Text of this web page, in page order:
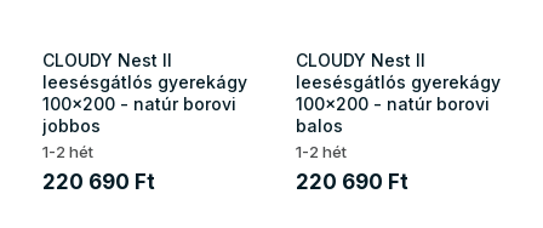
CLOUDY Nest II
leesésgátlós gyerekágy
100x200 - natúr borovi
jobbos
1-2 hét
220 690 Ft
CLOUDY Nest II
leesésgátlós gyerekágy
100x200 - natúr borovi
balos
1-2 hét
220 690 Ft